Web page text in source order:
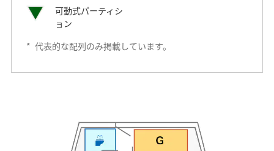
可動式パーティシ
ョン
* 代表的な配列のみ掲載しています。